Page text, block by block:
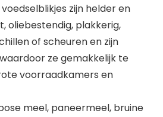
zijn helder en
oliebestendig, plakkerig,
of scheuren en zijn
ze gemakkelijk te
voorraadkamers en
meel, paneermeel, bruine